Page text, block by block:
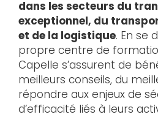
dans les secteurs du
exceptionnel, du
et de la logistique. En se
propre centre de
Capelle s’assurent de
meilleurs conseils, du
répondre aux enjeux de
d’efficacité liés à leurs